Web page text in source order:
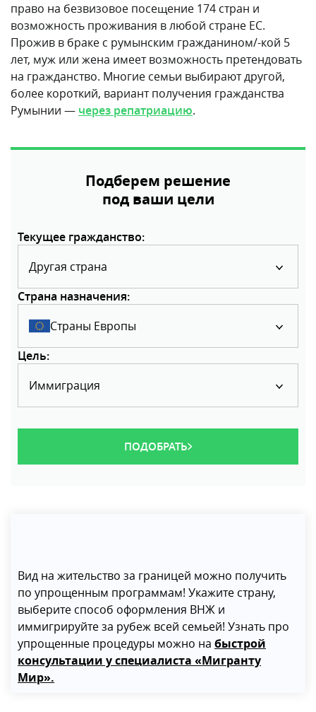
право на безвизовое посещение 174 стран и
возможность проживания в любой стране ЕС.
Прожив в браке с румынским гражданином/-кой 5
лет, муж или жена имеет возможность претендовать
на гражданство. Многие семьи выбирают другой,
более короткий, вариант получения гражданства
Румынии — через репатриацию.
Подберем решение
под ваши цели
Текущее гражданство:
Другая страна
Страна назначения:
Страны Европы
Цель:
Иммиграция
ПОДОБРАТЬ
Вид на жительство за границей можно получить
по упрощенным программам! Укажите страну,
выберите способ оформления ВНЖ и
иммигрируйте за рубеж всей семьей! Узнать про
упрощенные процедуры можно на быстрой
консультации у специалиста «Мигранту
Мир».